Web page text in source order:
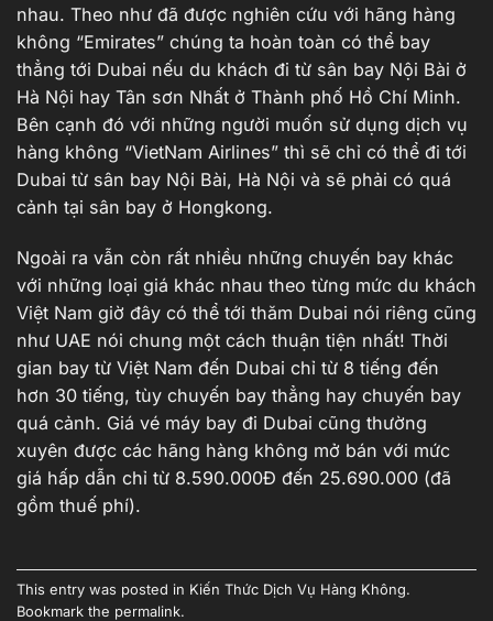
nhau. Theo như đã được nghiên cứu với hãng hàng
không “Emirates” chúng ta hoàn toàn có thể bay
thẳng tới Dubai nếu du khách đi từ sân bay Nội Bài ở
Hà Nội hay Tân sơn Nhất ở Thành phố Hồ Chí Minh.
Bên cạnh đó với những người muốn sử dụng dịch vụ
hàng không “VietNam Airlines” thì sẽ chỉ có thể đi tới
Dubai từ sân bay Nội Bài, Hà Nội và sẽ phải có quá
cảnh tại sân bay ở Hongkong.
Ngoài ra vẫn còn rất nhiều những chuyến bay khác
với những loại giá khác nhau theo từng mức du khách
Việt Nam giờ đây có thể tới thăm Dubai nói riêng cũng
như UAE nói chung một cách thuận tiện nhất! Thời
gian bay từ Việt Nam đến Dubai chỉ từ 8 tiếng đến
hơn 30 tiếng, tùy chuyến bay thẳng hay chuyến bay
quá cảnh. Giá vé máy bay đi Dubai cũng thường
xuyên được các hãng hàng không mở bán với mức
giá hấp dẫn chỉ từ 8.590.000Đ đến 25.690.000 (đã
gồm thuế phí).
This entry was posted in Kiến Thức Dịch Vụ Hàng Không.
Bookmark the permalink.